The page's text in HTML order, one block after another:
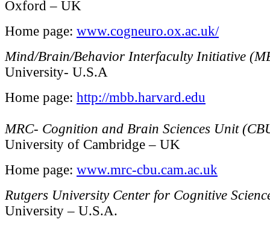
Oxford – UK
Home page: www.cogneuro.ox.ac.uk/
Mind/Brain/Behavior Interfaculty Initiative
University- U.S.A
Home page: http://mbb.harvard.edu
MRC- Cognition and Brain Sciences Unit
University of Cambridge – UK
Home page: www.mrc-cbu.cam.ac.uk
Rutgers University Center for Cognitive
University – U.S.A.